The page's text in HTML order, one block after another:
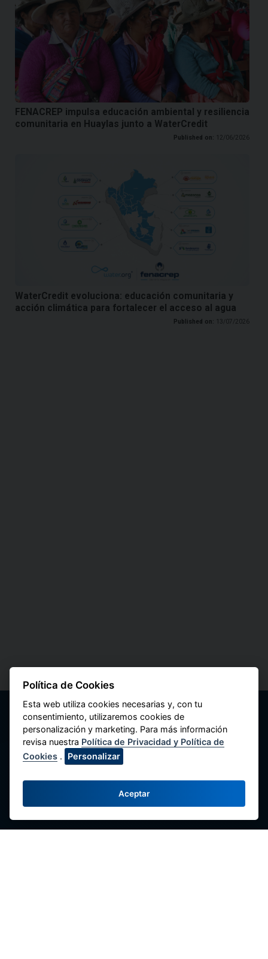
FENACREP impulsa educación ambiental y resiliencia
comunitaria en Huaylas junto a WaterCredit
Published on: 12/06/2026
WaterCredit evoluciona: educación comunitaria y
acción climática para fortalecer el acceso al agua
Published on: 13/07/2026
National Federation of Savings and Credit
Av. Máximo Abril 542, Jesús María 15072,
Política de Cookies
Esta web utiliza cookies necesarias y, con tu
consentimiento, utilizaremos cookies de
personalización y marketing. Para más información
revisa nuestra Política de Privacidad y Política de
Cookies . Personalizar
Aceptar